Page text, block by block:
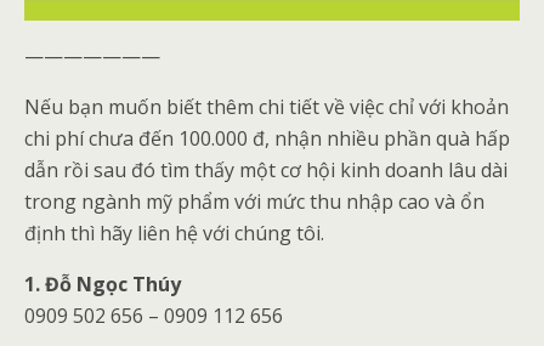
———————
Nếu bạn muốn biết thêm chi tiết về việc chỉ với khoản
chi phí chưa đến 100.000 đ, nhận nhiều phần quà hấp
dẫn rồi sau đó tìm thấy một cơ hội kinh doanh lâu dài
trong ngành mỹ phẩm với mức thu nhập cao và ổn
định thì hãy liên hệ với chúng tôi.
1. Đỗ Ngọc Thúy
0909 502 656 – 0909 112 656